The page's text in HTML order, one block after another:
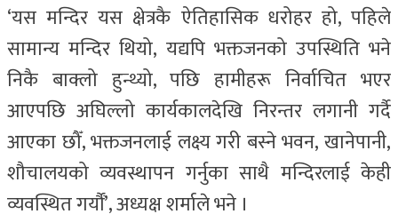
‘यस मन्दिर यस क्षेत्रकै ऐतिहासिक धरोहर हो, पहिले
सामान्य मन्दिर थियो, यद्यपि भक्तजनको उपस्थिति भने
निकै बाक्लो हुन्थ्यो, पछि हामीहरू निर्वाचित भएर
आएपछि अघिल्लो कार्यकालदेखि निरन्तर लगानी गर्दै
आएका छौँ, भक्तजनलाई लक्ष्य गरी बस्ने भवन, खानेपानी,
शौचालयको व्यवस्थापन गर्नुका साथै मन्दिरलाई केही
व्यवस्थित गर्यौं’, अध्यक्ष शर्माले भने ।